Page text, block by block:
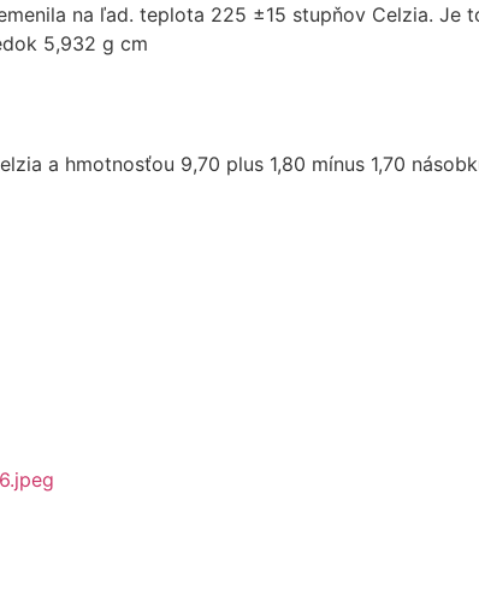
na ľad. teplota 225 ±15 stupňov Celzia. Je
5,932 g cm
a hmotnosťou 9,70 plus 1,80 mínus 1,70